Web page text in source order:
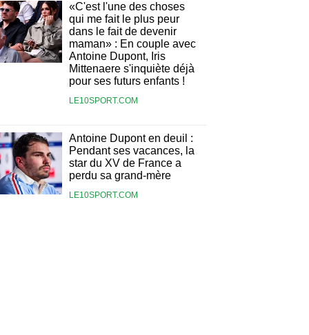
«C'est l'une des choses
qui me fait le plus peur
dans le fait de devenir
maman» : En couple avec
Antoine Dupont, Iris
Mittenaere s'inquiète déjà
pour ses futurs enfants !
LE10SPORT.COM
Antoine Dupont en deuil :
Pendant ses vacances, la
star du XV de France a
perdu sa grand-mère
LE10SPORT.COM